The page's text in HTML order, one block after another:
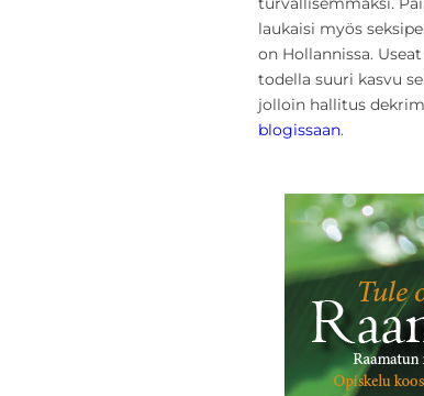
laukaisi myös
on Hollannissa.
todella suuri kasvu
jolloin hallitus
blogissaan.